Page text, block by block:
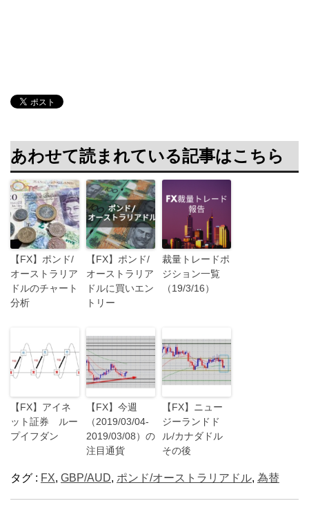
あわせて読まれている記事はこちら
【FX】ポンド/
オーストラリア
ドルのチャート
分析
【FX】ポンド/
オーストラリア
ドルに買いエン
トリー
裁量トレードポ
ジション一覧
（19/3/16）
【FX】アイネ
ット証券 ルー
プイフダン
【FX】今週
（2019/03/04-
2019/03/08）の
注目通貨
【FX】ニュー
ジーランドド
ル/カナダドル
その後
タグ : FX, GBP/AUD, ポンド/オーストラリアドル, 為替